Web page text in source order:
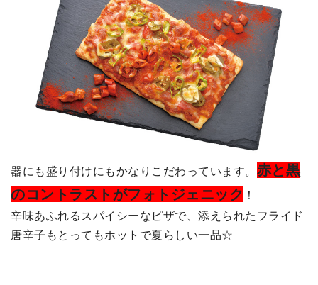
器にも盛り付けにもかなりこだわっています。 赤と黒
のコントラストがフォトジェニック ！
辛味あふれるスパイシーなピザで、添えられたフライド
唐辛子もとってもホットで夏らしい一品☆